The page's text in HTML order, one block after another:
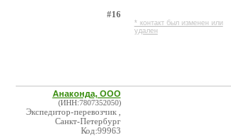
#16
* контакт был изменен или
удален
Анаконда, ООО
(ИНН:7807352050)
Экспедитор-перевозчик ,
Санкт-Петербург
Код:99963